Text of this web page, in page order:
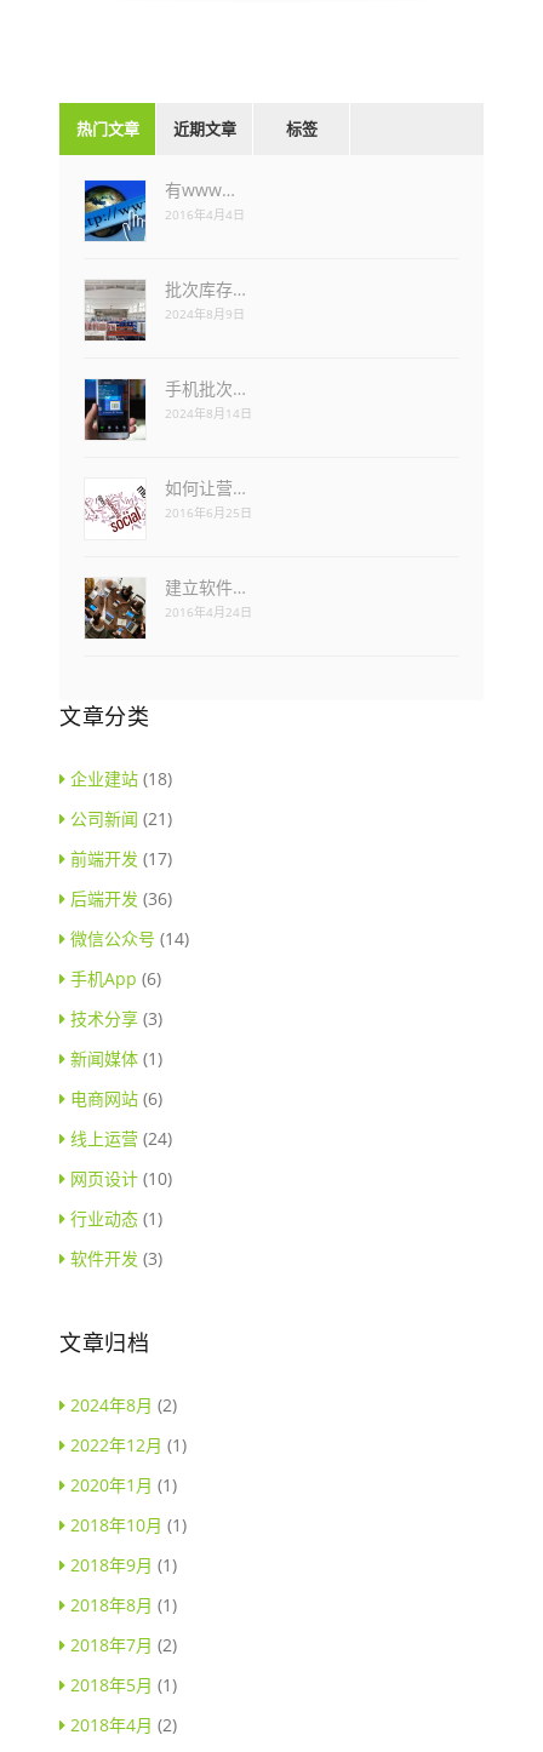
热门文章 近期文章 标签
有www…
2016年4月4日
批次库存…
2024年8月9日
手机批次…
2024年8月14日
如何让营…
2016年6月25日
建立软件…
2016年4月24日
文章分类
企业建站 (18)
公司新闻 (21)
前端开发 (17)
后端开发 (36)
微信公众号 (14)
手机App (6)
技术分享 (3)
新闻媒体 (1)
电商网站 (6)
线上运营 (24)
网页设计 (10)
行业动态 (1)
软件开发 (3)
文章归档
2024年8月 (2)
2022年12月 (1)
2020年1月 (1)
2018年10月 (1)
2018年9月 (1)
2018年8月 (1)
2018年7月 (2)
2018年5月 (1)
2018年4月 (2)